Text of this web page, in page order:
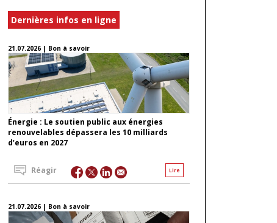
Dernières infos en ligne
21.07.2026 | Bon à savoir
Énergie : Le soutien public aux énergies
renouvelables dépassera les 10 milliards
d’euros en 2027
Lire
Réagir
21.07.2026 | Bon à savoir